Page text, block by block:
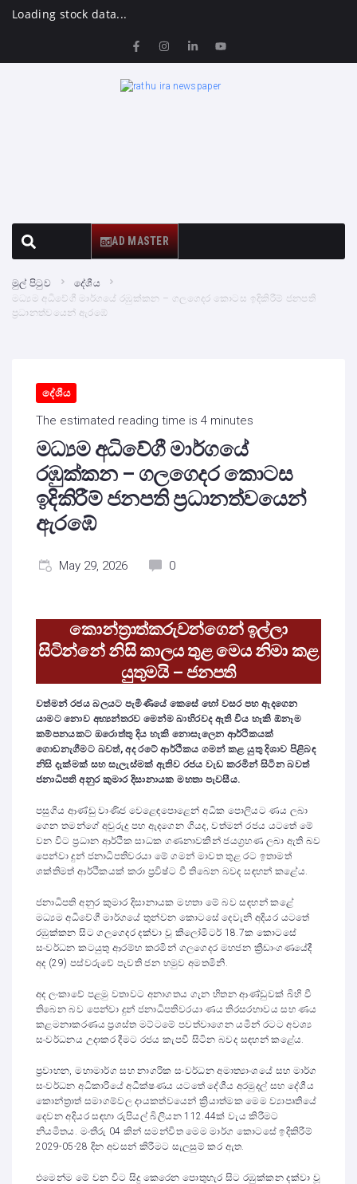
Loading stock data...
AD MASTER
මුල් පිටුව
දේශීය
මධ්‍යම අධිවේගී මාර්ගයේ රඹුක්කන – ගලගෙදර කොටස ඉදිකිරීම් ජනපති
ප්‍රධානත්වයෙන් ඇරඹේ
දේශීය
The estimated reading time is 4 minutes
මධ්‍යම අධිවේගී මාර්ගයේ
රඹුක්කන – ගලගෙදර කොටස
ඉදිකිරීම් ජනපති ප්‍රධානත්වයෙන්
ඇරඹේ
May 29, 2026 0
කොන්ත්‍රාත්කරුවන්ගෙන් ඉල්ලා
සිටින්නේ නිසි කාලය තුළ මෙය නිමා කළ
යුතුමයි – ජනපති
වත්මන් රජය බලයට පැමිණියේ කෙසේ හෝ වසර පහ ඇදගෙන
යාමට නොව අභ්‍යන්තරව මෙන්ම බාහිරවද ඇති විය හැකි ඕනෑම
කම්පනයකට ඔරොත්තු දිය හැකි නොසැලෙන ආර්ථිකයක්
ගොඩනැගීමට බවත්, අද රටේ ආර්ථිකය ගමන් කළ යුතු දිශාව පිළිබඳ
නිසි දැක්මක් සහ සැලැස්මක් ඇතිව රජය වැඩ කරමින් සිටින බවත්
ජනාධිපති අනුර කුමාර දිසානායක මහතා පැවසීය.
පසුගිය ආණ්ඩු වාණිජ වෙළෙඳපොළෙන් අධික පොලියට ණය ලබා
ගෙන තමන්ගේ අවුරුදු පහ ඇදගෙන ගියද, වත්මන් රජය යටතේ මේ
වන විට ප්‍රධාන ආර්ථික සාධක ගණනාවකින් ජයග්‍රහණ ලබා ඇති බව
පෙන්වා දුන් ජනාධිපතිවරයා මේ ගමන් මාවත තුළ රට ඉතාමත්
ශක්තිමත් ආර්ථිකයක් කරා ප්‍රවිෂ්ට වී තිබෙන බවද සඳහන් කළේය.
ජනාධිපති අනුර කුමාර දිසානායක මහතා මේ බව සඳහන් කළේ
මධ්‍යම අධිවේගී මාර්ගයේ තුන්වන කොටසේ දෙවැනි අදියර යටතේ
රඹුක්කන සිට ගලගෙදර දක්වා වූ කිලෝමිටර් 18.7ක කොටසේ
සංවර්ධන කටයුතු ආරම්භ කරමින් ගලගෙදර මහජන ක්‍රීඩාංගණයේදී
අද (29) පස්වරුවේ පැවති ජන හමුව අමතමිනි.
අද ලංකාවේ පළමු වතාවට අනාගතය ගැන හිතන ආණ්ඩුවක් බිහි වී
තිබෙන බව පෙන්වා දුන් ජනාධිපතිවරයා ණය තිරසරභාවය සහ ණය
කළමනාකරණය ප්‍රශස්ත මට්ටමේ පවත්වාගෙන යමින් රටට අවශ්‍ය
සංවර්ධනය උදාකර දීමට රජය කැපවී සිටින බවද සඳහන් කළේය.
ප්‍රවාහන, මහාමාර්ග සහ නාගරික සංවර්ධන අමාත්‍යාංශයේ සහ මාර්ග
සංවර්ධන අධිකාරියේ අධීක්ෂණය යටතේ දේශීය අරමුදල් සහ දේශීය
කොන්ත්‍රාත් සමාගම්වල දායකත්වයෙන් ක්‍රියාත්මක මෙම ව්‍යාපෘතියේ
දෙවන අදියර සඳහා රුපියල් බිලියන 112.44ක් වැය කිරීමට
නියමිතය. මංතීරු 04 කින් සමන්විත මෙම මාර්ග කොටසේ ඉදිකිරීම්
2029-05-28 දින අවසන් කිරීමට සැලසුම් කර ඇත.
එමෙන්ම මේ වන විට සිදු කෙරෙන පොතුහැර සිට රඹුක්කන දක්වා වූ